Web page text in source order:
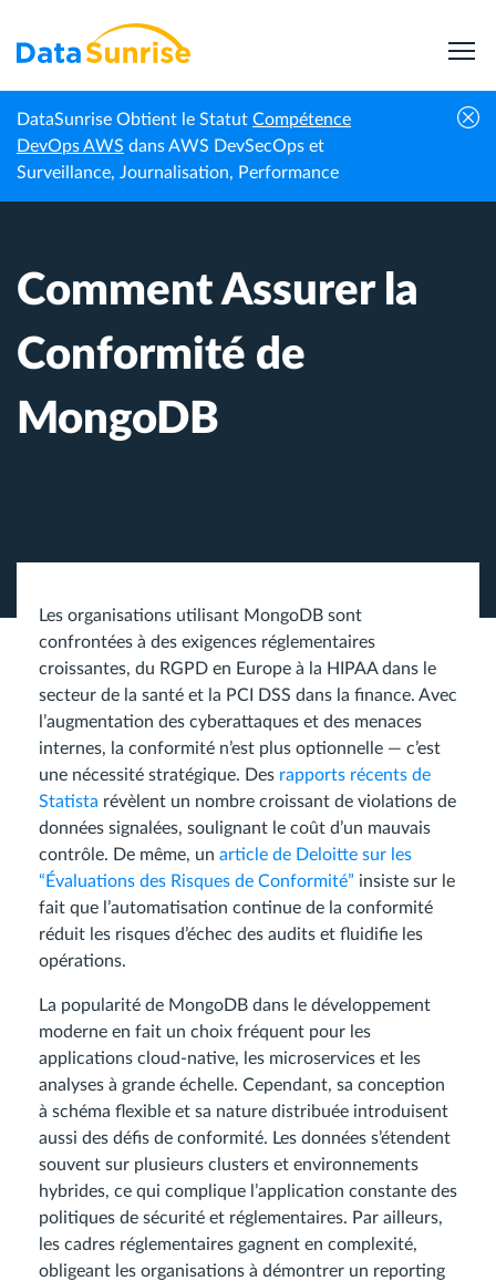
DataSunrise Obtient le Statut Compétence
DevOps AWS dans AWS DevSecOps et
Surveillance, Journalisation, Performance
Accueil
Centre de
connaissances
Comment Assurer la Conformité de
MongoDB
Comment Assurer la
Conformité de
MongoDB
Les organisations utilisant MongoDB sont
confrontées à des exigences réglementaires
croissantes, du RGPD en Europe à la HIPAA dans le
secteur de la santé et la PCI DSS dans la finance. Avec
l’augmentation des cyberattaques et des menaces
internes, la conformité n’est plus optionnelle — c’est
une nécessité stratégique. Des rapports récents de
Statista révèlent un nombre croissant de violations de
données signalées, soulignant le coût d’un mauvais
contrôle. De même, un article de Deloitte sur les
“Évaluations des Risques de Conformité” insiste sur le
fait que l’automatisation continue de la conformité
réduit les risques d’échec des audits et fluidifie les
opérations.
La popularité de MongoDB dans le développement
moderne en fait un choix fréquent pour les
applications cloud-native, les microservices et les
analyses à grande échelle. Cependant, sa conception
à schéma flexible et sa nature distribuée introduisent
aussi des défis de conformité. Les données s’étendent
souvent sur plusieurs clusters et environnements
hybrides, ce qui complique l’application constante des
politiques de sécurité et réglementaires. Par ailleurs,
les cadres réglementaires gagnent en complexité,
obligeant les organisations à démontrer un reporting